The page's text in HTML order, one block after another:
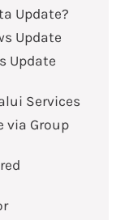
Update?
Update
Update
Services
via Group